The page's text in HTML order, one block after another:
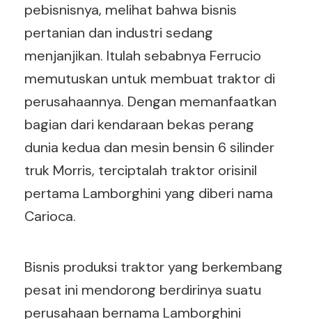
pebisnisnya, melihat bahwa bisnis
pertanian dan industri sedang
menjanjikan. Itulah sebabnya Ferrucio
memutuskan untuk membuat traktor di
perusahaannya. Dengan memanfaatkan
bagian dari kendaraan bekas perang
dunia kedua dan mesin bensin 6 silinder
truk Morris, terciptalah traktor orisinil
pertama Lamborghini yang diberi nama
Carioca.
Bisnis produksi traktor yang berkembang
pesat ini mendorong berdirinya suatu
perusahaan bernama Lamborghini